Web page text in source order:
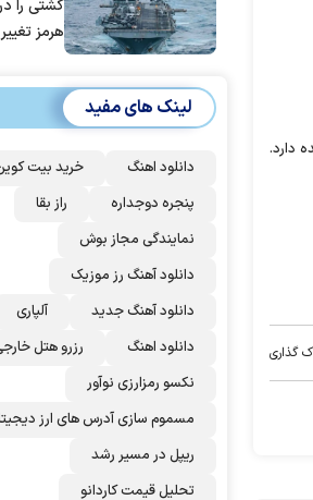
دارد.
گذاری
کشتی را
هرمز
لینک های مفید
دانلود اهنگ
خرید بیت
پنجره دوجداره
راز بقا
نمایندگی مجاز بوش
دانلود آهنگ رز‌ موزیک
دانلود آهنگ جدید
آلپاری
دانلود اهنگ
رزرو هتل
نکسو رمزارزی نوآور
مسموم سازی آدرس های ارز
ریپل در مسیر رشد
تحلیل قیمت کاردانو